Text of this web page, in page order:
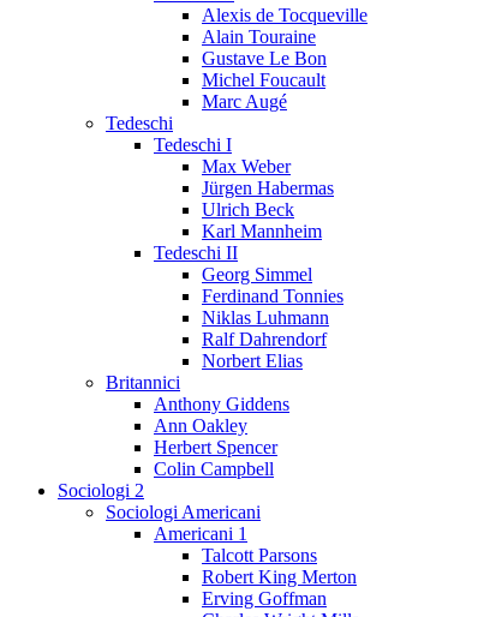
Alexis de Tocqueville
Alain Touraine
Gustave Le Bon
Michel Foucault
Marc Augé
Tedeschi
Tedeschi I
Max Weber
Jürgen Habermas
Ulrich Beck
Karl Mannheim
Tedeschi II
Georg Simmel
Ferdinand Tonnies
Niklas Luhmann
Ralf Dahrendorf
Norbert Elias
Britannici
Anthony Giddens
Ann Oakley
Herbert Spencer
Colin Campbell
Sociologi 2
Sociologi Americani
Americani 1
Talcott Parsons
Robert King Merton
Erving Goffman